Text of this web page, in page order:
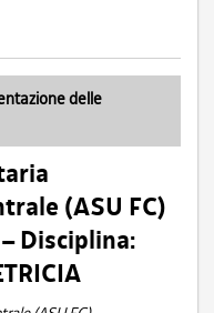
delle
(ASU FC)
Disciplina: